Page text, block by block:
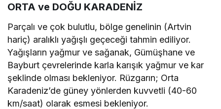
ORTA ve DOĞU KARADENİZ
Parçalı ve çok bulutlu, bölge genelinin (Artvin
hariç) aralıklı yağışlı geçeceği tahmin ediliyor.
Yağışların yağmur ve sağanak, Gümüşhane ve
Bayburt çevrelerinde karla karışık yağmur ve kar
şeklinde olması bekleniyor. Rüzgarın; Orta
Karadeniz’de güney yönlerden kuvvetli (40-60
km/saat) olarak esmesi bekleniyor.